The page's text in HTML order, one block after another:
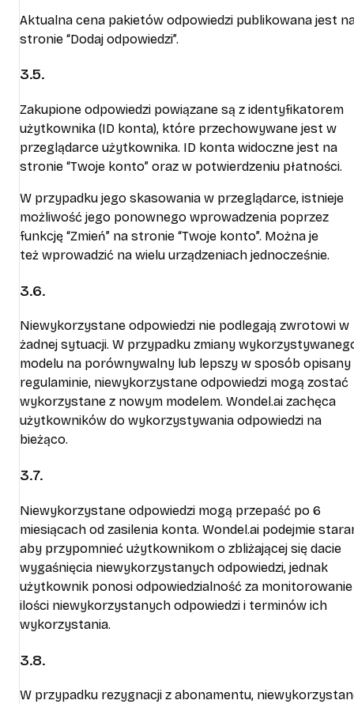
Aktualna cena pakietów odpowiedzi publikowana jest
stronie “Dodaj odpowiedzi”.
3.5.
Zakupione odpowiedzi powiązane są z identyfikatorem
użytkownika (ID konta), które przechowywane jest w
przeglądarce użytkownika. ID konta widoczne jest na
stronie “Twoje konto” oraz w potwierdzeniu płatności.
W przypadku jego skasowania w przeglądarce, istnieje
możliwość jego ponownego wprowadzenia poprzez
funkcję “Zmień” na stronie “Twoje konto”. Można je
też wprowadzić na wielu urządzeniach jednocześnie.
3.6.
Niewykorzystane odpowiedzi nie podlegają zwrotowi w
żadnej sytuacji. W przypadku zmiany
modelu na porównywalny lub lepszy w sposób opisany
regulaminie, niewykorzystane odpowiedzi mogą zostać
wykorzystane z nowym modelem. Wondel.ai zachęca
użytkowników do wykorzystywania odpowiedzi na
bieżąco.
3.7.
Niewykorzystane odpowiedzi mogą przepaść po 6
miesiącach od zasilenia konta. Wondel.ai podejmie
aby przypomnieć użytkownikom o zbliżającej się dacie
wygaśnięcia niewykorzystanych odpowiedzi, jednak
użytkownik ponosi odpowiedzialność za monitorowanie
ilości niewykorzystanych odpowiedzi i terminów ich
wykorzystania.
3.8.
W przypadku rezygnacji z abonamentu,